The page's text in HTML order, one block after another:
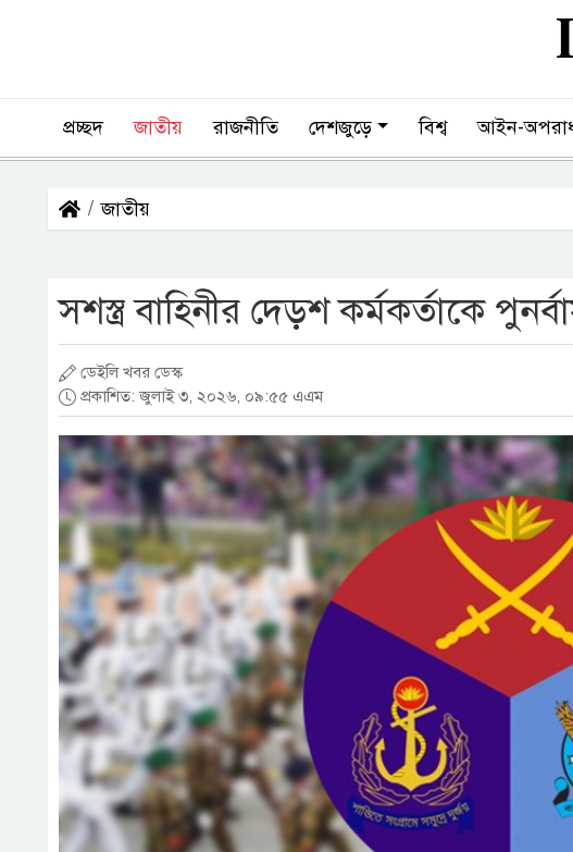
প্রচ্ছদ জাতীয় রাজনীতি দেশজুড়ে বিশ্ব আইন-
জাতীয়
সশস্ত্র বাহিনীর দেড়শ কর্মকর্তাকে
ডেইলি খবর ডেস্ক
প্রকাশিত: জুলাই ৩, ২০২৬, ০৯:৫৫ এএম